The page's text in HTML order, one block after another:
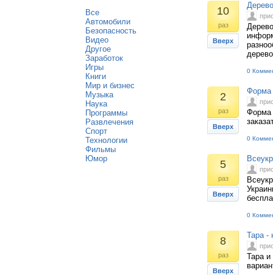
Все
Автомобили
Безопасность
Видео
Другое
Заработок
Игры
Книги
Мир и бизнес
Музыка
Наука
Программы
Развлечения
Спорт
Технологии
Фильмы
Юмор
10
раз
Вверх
0
2
раз
Вверх
Форма
Форма
0
5
раз
Вверх
0
8
раз
Вверх
Тара -
Тара и